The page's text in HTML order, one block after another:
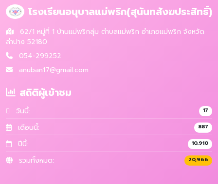
โรงเรียนอนุบาลแม่พริก(สุนันทสังฆประสิทธิ์)
62/1 หมู่ที่ 1 บ้านแม่พริกลุ่ม ตำบลแม่พริก อำเภอแม่พริก จังหวัด
ลำปาง 52180
054-299252
anuban17@gmail.com
สถิติผู้เข้าชม
วันนี้: 17
เดือนนี้: 887
ปีนี้: 10,910
รวมทั้งหมด: 20,966